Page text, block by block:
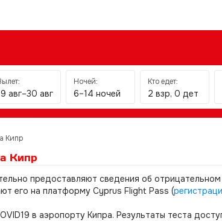
авг–30 авг
Ночей:
6–14 ночей
Кто едет:
2 взр, 0 дет
Кипр
Кипр
предоставляют сведения об отрицательном
его на платформу Cyprus Flight Pass (
в аэропорту Кипра. Результаты теста